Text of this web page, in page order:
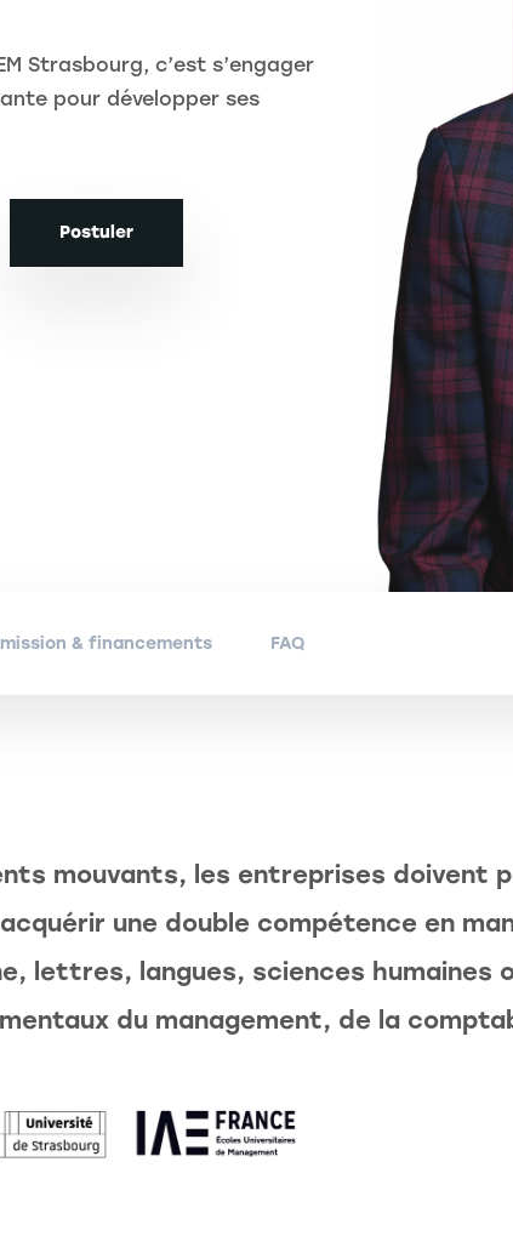
Strasbourg, c’est s’engager
pour développer ses
Postuler
& financements FAQ
mouvants, les entreprises doivent
une double compétence en
lettres, langues, sciences
du management, de la